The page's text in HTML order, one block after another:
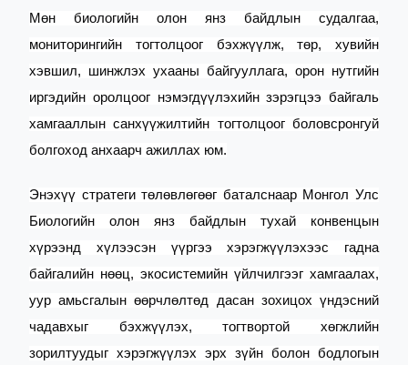
Мөн биологийн олон янз байдлын судалгаа,
мониторингийн тогтолцоог бэхжүүлж, төр, хувийн
хэвшил, шинжлэх ухааны байгууллага, орон нутгийн
иргэдийн оролцоог нэмэгдүүлэхийн зэрэгцээ байгаль
хамгааллын санхүүжилтийн тогтолцоог боловсронгуй
болгоход анхаарч ажиллах юм.
Энэхүү стратеги төлөвлөгөөг баталснаар Монгол Улс
Биологийн олон янз байдлын тухай конвенцын
хүрээнд хүлээсэн үүргээ хэрэгжүүлэхээс гадна
байгалийн нөөц, экосистемийн үйлчилгээг хамгаалах,
уур амьсгалын өөрчлөлтөд дасан зохицох үндэсний
чадавхыг бэхжүүлэх, тогтвортой хөгжлийн
зорилтуудыг хэрэгжүүлэх эрх зүйн болон бодлогын